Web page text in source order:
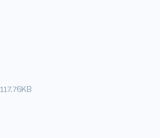
117.76KB